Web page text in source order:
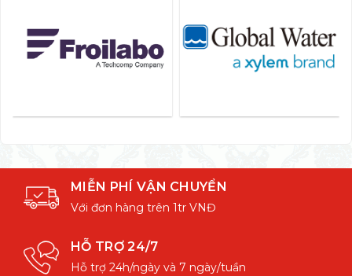
MIỄN PHÍ VẬN CHUYỂN
Với đơn hàng trên 1tr VNĐ
HỖ TRỢ 24/7
Hỗ trợ 24h/ngày và 7 ngày/tuần